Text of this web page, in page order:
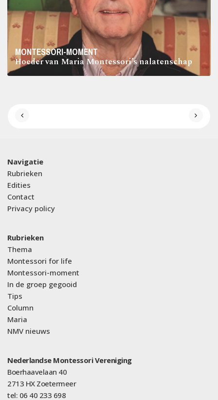
MONTESSORI-MOMENT
Hoeder van Maria Montessori’s nalatenschap
Navigatie
Rubrieken
Edities
Contact
Privacy policy
Rubrieken
Thema
Montessori for life
Montessori-moment
In de groep gegooid
Tips
Column
Maria
NMV nieuws
Nederlandse Montessori Vereniging
Boerhaavelaan 40
2713 HX Zoetermeer
tel: 06 40 233 698